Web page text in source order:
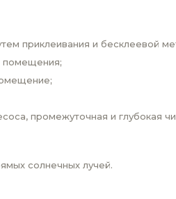
приклеивания и бесклеевой
помещения;
промежуточная и глубокая
солнечных лучей.